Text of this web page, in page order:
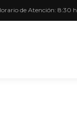
de Atención: 8:30